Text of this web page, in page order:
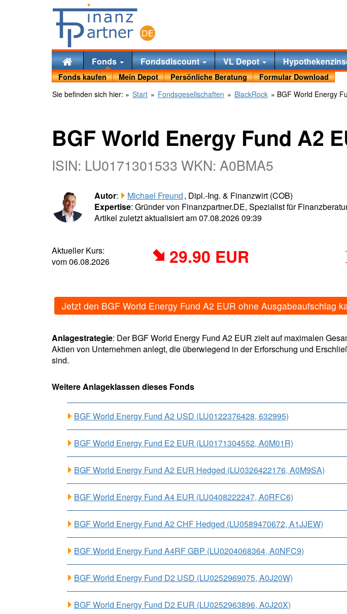
Fonds Fondsdiscount VL Depot
Fonds kaufen Mein Depot Persönliche Beratung
Formular Download
Sie befinden sich hier: » Start » Fondsgesellschaften » BlackRock » BGF World Energy
BGF World Energy Fund A2
ISIN: LU0171301533 WKN: A0BMA5
Autor: Michael Freund, Dipl.-Ing. & Finanzwirt (COB)
Expertise: Gründer von Finanzpartner.DE, Spezialist für
Artikel zuletzt aktualisiert am 07.08.2026 09:39
Aktueller Kurs:
vom 06.08.2026
29.90 EUR
Jetzt den BGF World Energy Fund A2 EUR ohne Ausgabeaufschlag
Anlagestrategie: Der BGF World Energy Fund A2 EUR zielt auf maximalen
Aktien von Unternehmen anlegt, die überwiegend in der Erforschung und
sind.
Weitere Anlageklassen dieses Fonds
BGF World Energy Fund A2 USD (LU0122376428, 632995)
BGF World Energy Fund E2 EUR (LU0171304552, A0M01R)
BGF World Energy Fund A2 EUR Hedged (LU0326422176, A0M9SA)
BGF World Energy Fund A4 EUR (LU0408222247, A0RFC6)
BGF World Energy Fund A2 CHF Hedged (LU0589470672, A1JJEW)
BGF World Energy Fund A4RF GBP (LU0204068364, A0NFC9)
BGF World Energy Fund D2 USD (LU0252969075, A0J20W)
BGF World Energy Fund D2 EUR (LU0252963896, A0J20X)